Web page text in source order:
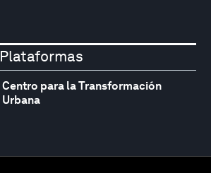
Plataformas
Centro para la Transformación
Urbana